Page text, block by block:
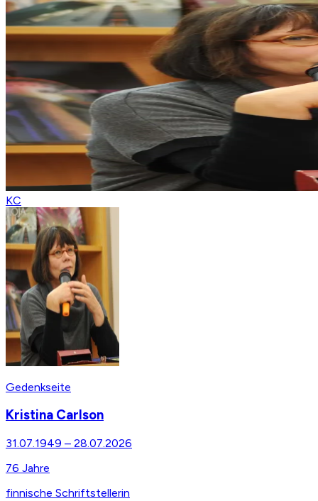
KC
Gedenkseite
Kristina Carlson
31.07.1949 – 28.07.2026
76 Jahre
finnische Schriftstellerin